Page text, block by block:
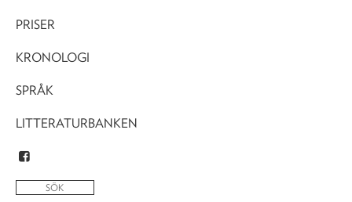
PRISER
KRONOLOGI
SPRÅK
LITTERATURBANKEN